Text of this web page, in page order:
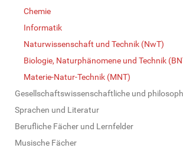
Chemie
Informatik
Naturwissenschaft und Technik (NwT)
Biologie, Naturphänomene und Technik
Materie-Natur-Technik (MNT)
Gesellschaftswissenschaftliche und
Sprachen und Literatur
Berufliche Fächer und Lernfelder
Musische Fächer